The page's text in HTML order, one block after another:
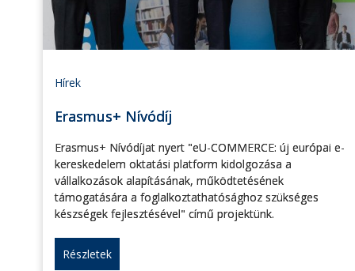
Hírek
Erasmus+ Nívódíj
Erasmus+ Nívódíjat nyert "eU-COMMERCE: új európai e-
kereskedelem oktatási platform kidolgozása a
vállalkozások alapításának, működtetésének
támogatására a foglalkoztathatósághoz szükséges
készségek fejlesztésével" című projektünk.
Részletek